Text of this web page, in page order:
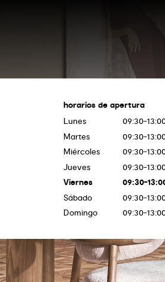
horarios de apertura
Lunes
09:30-
Martes
09:30-
Miércoles
09:30-
Jueves
09:30-
Viernes
09:30-
Sábado
09:30-
Domingo
09:30-